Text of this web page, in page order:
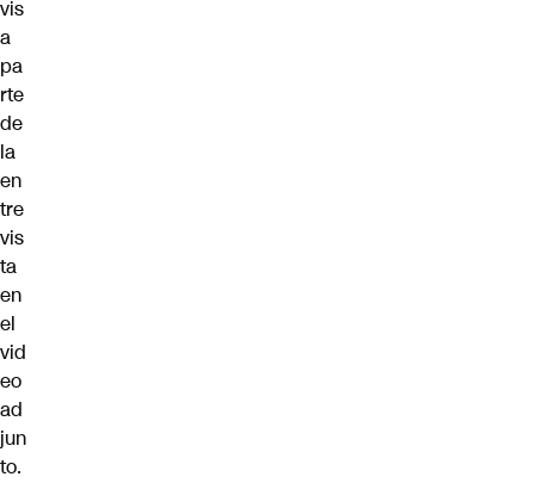
vis
a
pa
rte
de
la
en
tre
vis
ta
en
el
vid
eo
ad
jun
to.